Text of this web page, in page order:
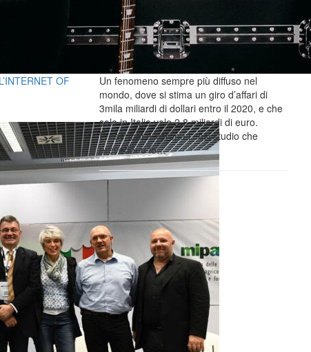
OF
Un fenomeno sempre più diffuso nel
mondo, dove si stima un giro d’affari di
3mila miliardi di dollari entro il 2020, e che
solo in Italia vale 2,8 miliardi di euro.
Presentati a Verona i casi studio che
prevedono lo…